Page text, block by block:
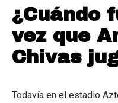
¿Cuándo
vez que
Chivas
Todavía en el estadio